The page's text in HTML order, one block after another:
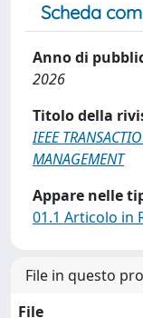
Scheda
Anno di
2026
Titolo della
IEEE
MANAGEMENT
Appare nelle
01.1 Articolo in
File in questo
File